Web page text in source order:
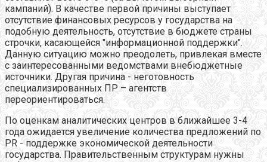
кампаний). В качестве первой причины выступает
отсутствие финансовых ресурсов у государства на
подобную деятельность, отсутствие в бюджете страны
строчки, касающейся "информационной поддержки".
Данную ситуацию можно преодолеть, привлекая вместе
с заинтересованными ведомствами внебюджетные
источники. Другая причина - неготовность
специализированных ПР – агентств
переориентироваться.
По оценкам аналитических центров в ближайшее 3-4
года ожидается увеличение количества предложений по
PR - поддержке экономической деятельности
государства. Правительственным структурам нужны